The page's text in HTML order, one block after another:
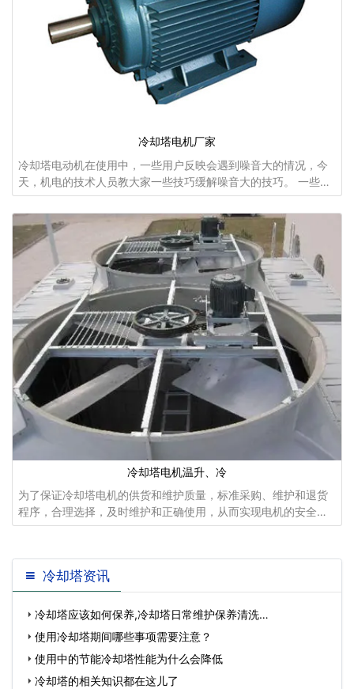
冷却塔电机厂家
冷却塔电动机在使用中，一些用户反映会遇到噪音大的情况，今
天，机电的技术人员教大家一些技巧缓解噪音大的技巧。 一些用
户在冷却塔电动机上加装一层消音棉，效果也不错，从发声
冷却塔电机温升、冷
为了保证冷却塔电机的供货和维护质量，标准采购、维护和退货
程序，合理选择，及时维护和正确使用，从而实现电机的安全、
经济、高效运行，取得更大的成果、经济效益...
冷却塔资讯
冷却塔应该如何保养,冷却塔日常维护保养清洗…
使用冷却塔期间哪些事项需要注意？
使用中的节能冷却塔性能为什么会降低
冷却塔的相关知识都在这儿了